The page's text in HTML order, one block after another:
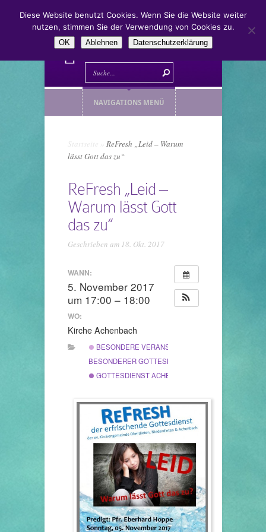
NAVIGATIONS MENÜ
Startseite
ReFresh „Leid – Warum
lässt Gott das zu“
ReFresh „Leid –
Warum lässt Gott
das zu“
Geschrieben am 18. Okt. 2017
WANN:
5. November 2017
um 17:00 – 18:00
WO:
Kirche Achenbach
BESONDERE VERANSTALTUNG
BESONDERER GOTTESDIENST
GOTTESDIENST ACHENBACH
Diese Website benutzt Cookies. Wenn Sie die Website weiter
nutzen, stimmen Sie der Verwendung von Cookies zu.
OK Ablehnen Datenschutzerklärung